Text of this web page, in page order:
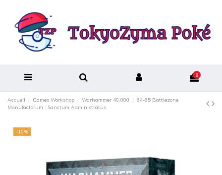
0
Accueil Games Workshop Warhammer 40.000
64-65 Battlezone
Manufactorum : Sanctum Administratus
-10%